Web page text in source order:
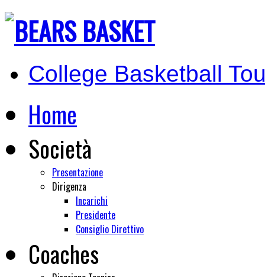
College Basketball
Home
Società
Presentazione
Dirigenza
Incarichi
Presidente
Consiglio Direttivo
Coaches